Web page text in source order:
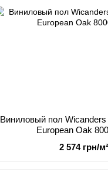
Виниловый пол
European Oak
2 574 грн/м²